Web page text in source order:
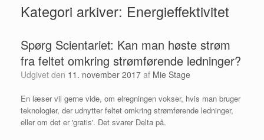
Kategori arkiver: Energieffektivitet
Spørg Scientariet: Kan man høste strøm
fra feltet omkring strømførende ledninger?
Udgivet den 11. november 2017 af Mie Stage
En læser vil gerne vide, om elregningen vokser, hvis man bruger
teknologier, der udnytter feltet omkring strømførende ledninger,
eller om det er 'gratis'. Det svarer Delta på.